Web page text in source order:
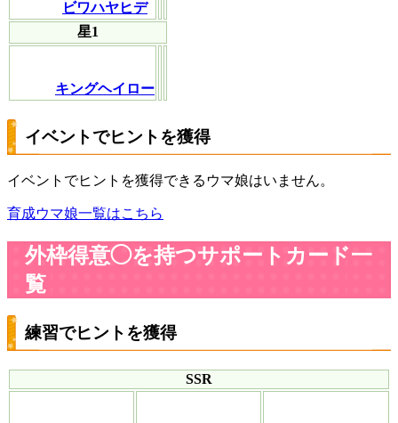
ビワハヤヒデ
星1
キングヘイロー
イベントでヒントを獲得
イベントでヒントを獲得できるウマ娘はいません。
育成ウマ娘一覧はこちら
外枠得意◯を持つサポートカード一
覧
練習でヒントを獲得
SSR